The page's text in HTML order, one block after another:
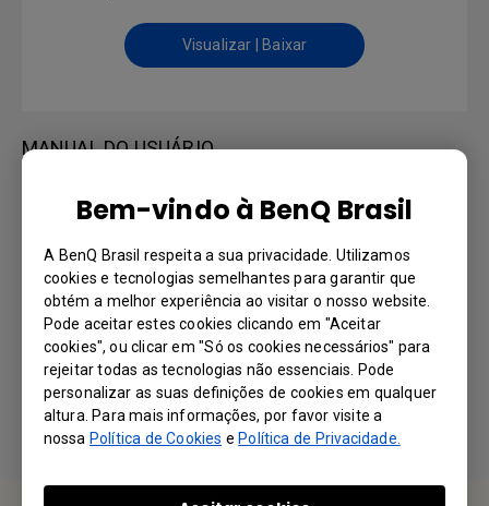
Bem-vindo à BenQ Brasil
A BenQ Brasil respeita a sua privacidade. Utilizamos
cookies e tecnologias semelhantes para garantir que
obtém a melhor experiência ao visitar o nosso website.
Pode aceitar estes cookies clicando em "Aceitar
cookies", ou clicar em "Só os cookies necessários" para
rejeitar todas as tecnologias não essenciais. Pode
personalizar as suas definições de cookies em qualquer
altura. Para mais informações, por favor visite a
nossa Política de Cookies e Política de Privacidade.
Visualizar | Baixar
MANUAL DO USUÁRIO
Manual do Utilizador
Idioma: European Portuguese
Visualizar | Baixar
Ao utilizar qualquer um dos software, você aceita nossos termos e
Contrato de Licença de Usuário Final.